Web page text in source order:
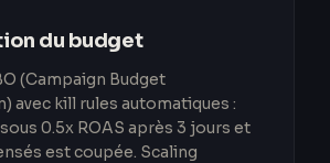
du budget
(Campaign Budget
avec kill rules automatiques :
0.5x ROAS après 3 jours et
est coupée. Scaling